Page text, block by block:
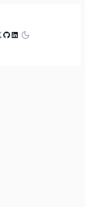
GitHub
LinkedIn